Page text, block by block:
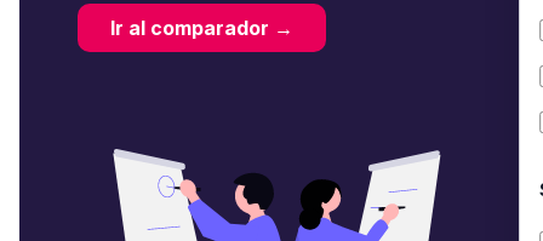
Ir al comparador →